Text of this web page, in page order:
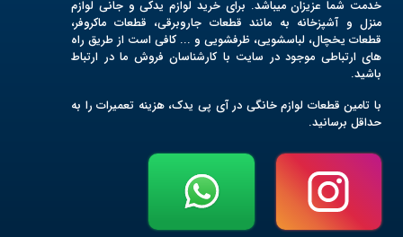
خدمت شما عزیزان میباشد. برای خرید لوازم یدکی و جانی لوازم
منزل و آشپزخانه به مانند قطعات جاروبرقی، قطعات ماکروفر،
قطعات یخچال، لباسشویی، ظرفشویی و ... کافی است از طریق راه
های ارتباطی موجود در سایت با کارشناسان فروش ما در ارتباط
باشید.
با تامین قطعات لوازم خانگی در آی پی یدک، هزینه تعمیرات را به
حداقل برسانید.